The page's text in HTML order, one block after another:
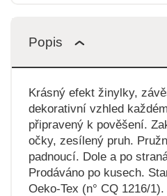
Popis
Krásný efekt žinylky,
dekorativní vzhled
připravený k pověšení.
očky, zesílený pruh.
padnoucí. Dole a po
Prodáváno po kusech.
Oeko-Tex (n° CQ 1216/